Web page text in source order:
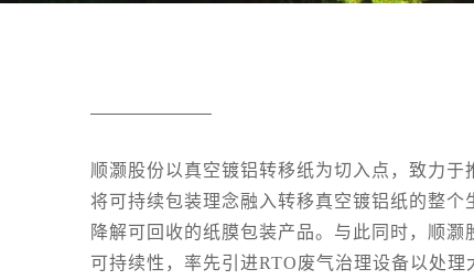
顺灏股份以真空镀铝转移纸为切入点，致力于
将可持续包装理念融入转移真空镀铝纸的整个
降解可回收的纸膜包装产品。与此同时，顺灏
可持续性，率先引进RTO废气治理设备以处理